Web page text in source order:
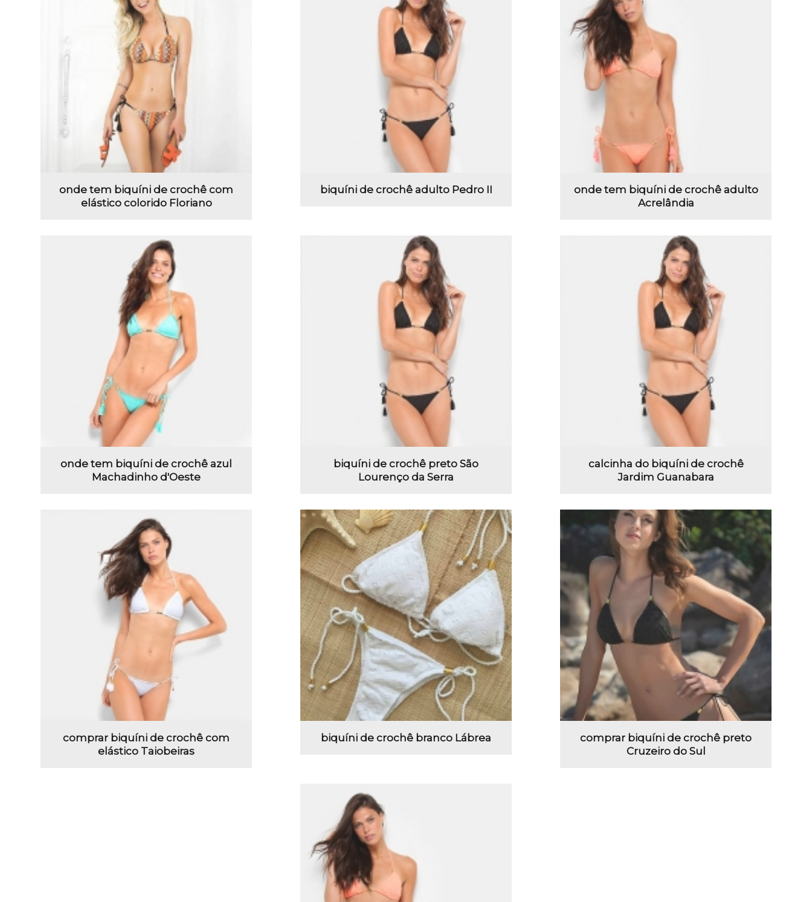
onde tem biquíni de crochê com
elástico colorido Floriano
biquíni de crochê adulto Pedro II
onde tem biquíni de crochê adulto
Acrelândia
onde tem biquíni de crochê azul
Machadinho d'Oeste
biquíni de crochê preto São
Lourenço da Serra
calcinha do biquíni de crochê
Jardim Guanabara
comprar biquíni de crochê com
elástico Taiobeiras
biquíni de crochê branco Lábrea
comprar biquíni de crochê preto
Cruzeiro do Sul